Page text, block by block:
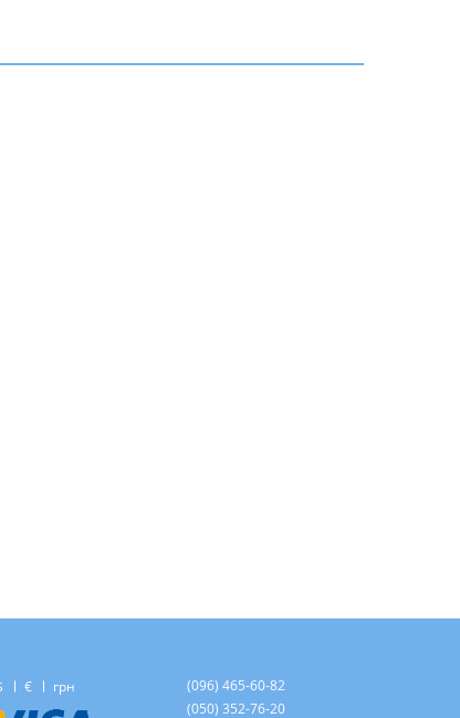
€ грн
(096) 465-60-82
(050) 352-76-20